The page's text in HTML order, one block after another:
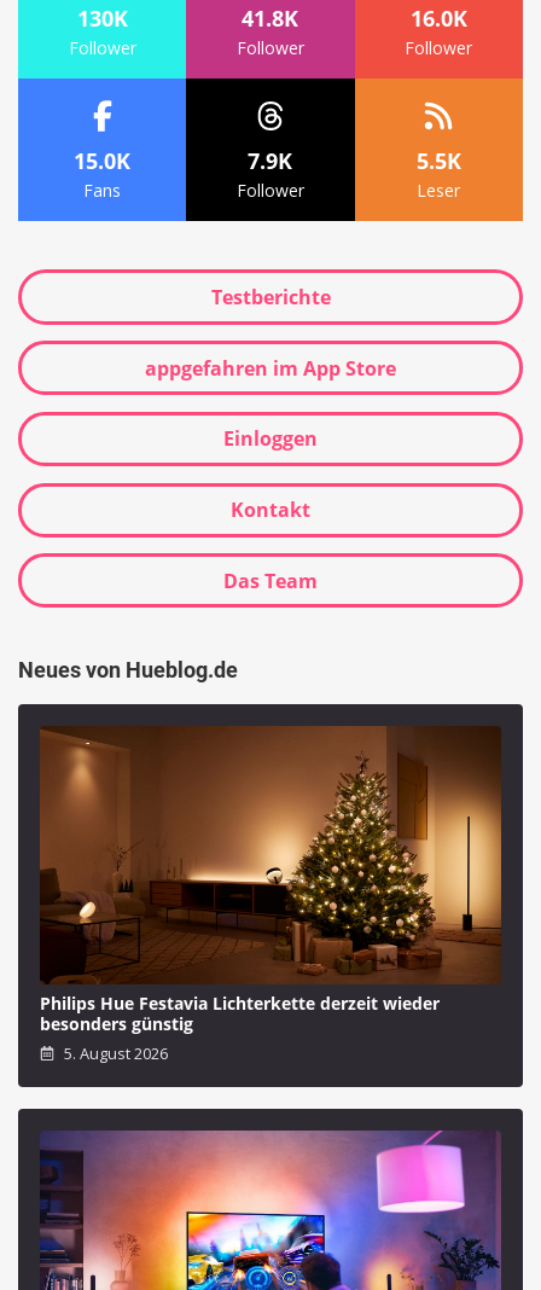
130K
Follower
41.8K
Follower
16.0K
Follower
15.0K
Fans
7.9K
Follower
5.5K
Leser
Testberichte
appgefahren im App Store
Einloggen
Kontakt
Das Team
Neues von Hueblog.de
Philips Hue Festavia Lichterkette derzeit wieder
besonders günstig
5. August 2026